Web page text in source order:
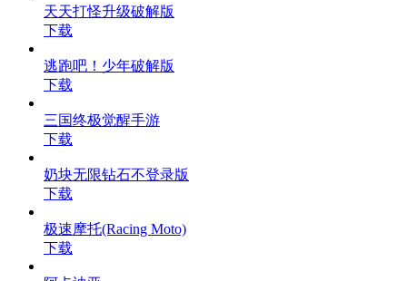
天天打怪升级破解版
下载
逃跑吧！少年破解版
下载
三国终极觉醒手游
下载
奶块无限钻石不登录版
下载
极速摩托(Racing Moto)
下载